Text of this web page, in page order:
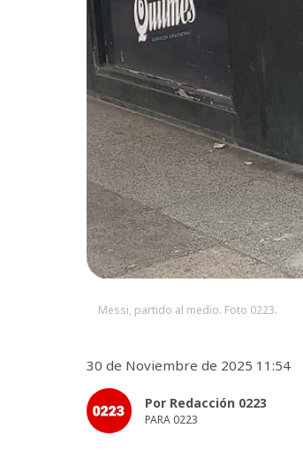
Messi, partido al medio. Foto 0223.
30 de Noviembre de 2025 11:54
Por Redacción 0223
PARA 0223